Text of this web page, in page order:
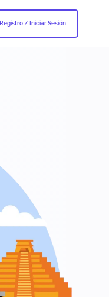
Registro / Iniciar Sesión